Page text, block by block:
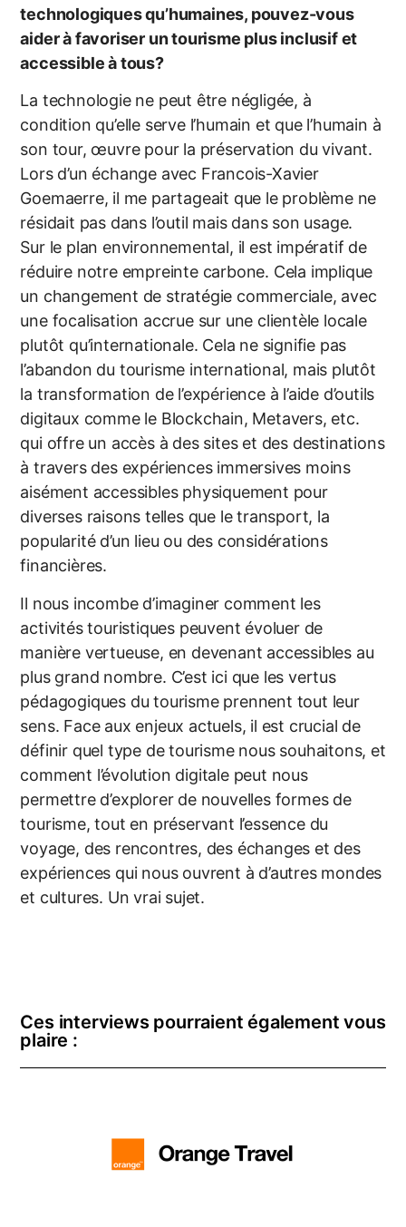
technologiques qu’humaines, pouvez-vous
aider à favoriser un tourisme plus inclusif et
accessible à tous?
La technologie ne peut être négligée, à
condition qu’elle serve l’humain et que l’humain à
son tour, œuvre pour la préservation du vivant.
Lors d’un échange avec Francois-Xavier
Goemaerre, il me partageait que le problème ne
résidait pas dans l’outil mais dans son usage.
Sur le plan environnemental, il est impératif de
réduire notre empreinte carbone. Cela implique
un changement de stratégie commerciale, avec
une focalisation accrue sur une clientèle locale
plutôt qu’internationale. Cela ne signifie pas
l’abandon du tourisme international, mais plutôt
la transformation de l’expérience à l’aide d’outils
digitaux comme le Blockchain, Metavers, etc.
qui offre un accès à des sites et des destinations
à travers des expériences immersives moins
aisément accessibles physiquement pour
diverses raisons telles que le transport, la
popularité d’un lieu ou des considérations
financières.
Il nous incombe d’imaginer comment les
activités touristiques peuvent évoluer de
manière vertueuse, en devenant accessibles au
plus grand nombre. C’est ici que les vertus
pédagogiques du tourisme prennent tout leur
sens. Face aux enjeux actuels, il est crucial de
définir quel type de tourisme nous souhaitons, et
comment l’évolution digitale peut nous
permettre d’explorer de nouvelles formes de
tourisme, tout en préservant l’essence du
voyage, des rencontres, des échanges et des
expériences qui nous ouvrent à d’autres mondes
et cultures. Un vrai sujet.
Ces interviews pourraient également vous
plaire :